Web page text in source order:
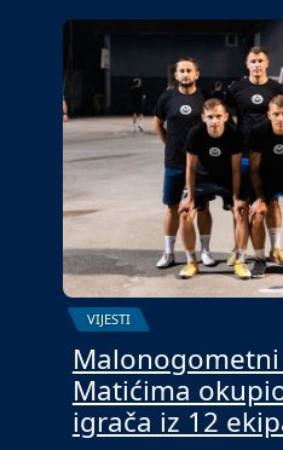
VIJESTI
Matićima
igrača iz 12